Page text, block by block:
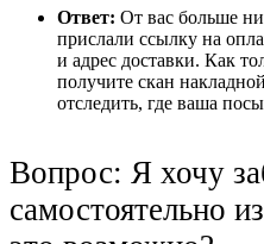
Ответ: От вас больше
прислали ссылку на
и адрес доставки. Как
получите скан
отследить, где ваша
Вопрос: Я хочу
самостоятельно